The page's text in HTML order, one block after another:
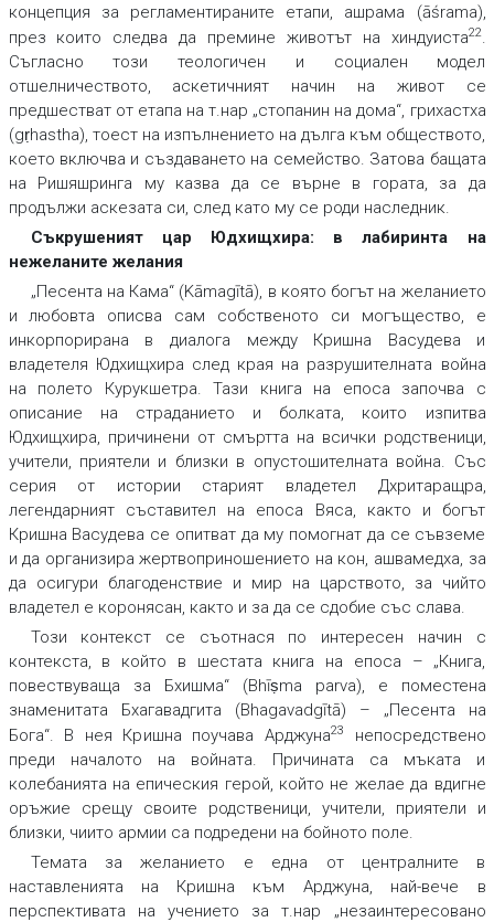
концепция за регламентираните етапи, ашрама (āśrama),
през които следва да премине животът на хиндуиста22.
Съгласно този теологичен и социален модел
отшелничеството, аскетичният начин на живот се
предшестват от етапа на т.нар „стопанин на дома“, грихастха
(gṛhastha), тоест на изпълнението на дълга към обществото,
което включва и създаването на семейство. Затова бащата
на Ришяшринга му казва да се върне в гората, за да
продължи аскезата си, след като му се роди наследник.
Съкрушеният цар Юдхищхира: в лабиринта на
нежеланите желания
„Песента на Кама“ (Kāmagītā), в която богът на желанието
и любовта описва сам собственото си могъщество, е
инкорпорирана в диалога между Кришна Васудева и
владетеля Юдхищхира след края на разрушителната война
на полето Курукшетра. Тази книга на епоса започва с
описание на страданието и болката, които изпитва
Юдхищхира, причинени от смъртта на всички родственици,
учители, приятели и близки в опустошителната война. Със
серия от истории старият владетел Дхритаращра,
легендарният съставител на епоса Вяса, както и богът
Кришна Васудева се опитват да му помогнат да се съвземе
и да организира жертвоприношението на кон, ашвамедха, за
да осигури благоденствие и мир на царството, за чийто
владетел е коронясан, както и за да се сдобие със слава.
Този контекст се съотнася по интересен начин с
контекста, в който в шестата книга на епоса – „Книга,
повествуваща за Бхишма“ (Bhīṣma parva), е поместена
знаменитата Бхагавадгита (Bhagavadgītā) – „Песента на
Бога“. В нея Кришна поучава Арджуна23
непосредствено
преди началото на войната. Причината са мъката и
колебанията на епическия герой, който не желае да вдигне
оръжие срещу своите родственици, учители, приятели и
близки, чиито армии са подредени на бойното поле.
Темата за желанието е една от централните в
наставленията на Кришна към Арджуна, най-вече в
перспективата на учението за т.нар „незаинтересовано